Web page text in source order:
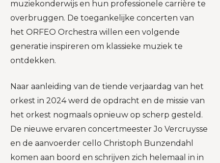
muziekonderwijs en hun professionele carrière te
overbruggen. De toegankelijke concerten van
het ORFEO Orchestra willen een volgende
generatie inspireren om klassieke muziek te
ontdekken.
Naar aanleiding van de tiende verjaardag van het
orkest in 2024 werd de opdracht en de missie van
het orkest nogmaals opnieuw op scherp gesteld.
De nieuwe ervaren concertmeester Jo Vercruysse
en de aanvoerder cello Christoph Bunzendahl
komen aan boord en schrijven zich helemaal in in